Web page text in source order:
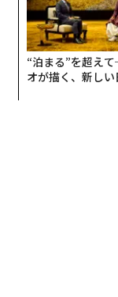
“泊まる”を超え
オが描く、新し